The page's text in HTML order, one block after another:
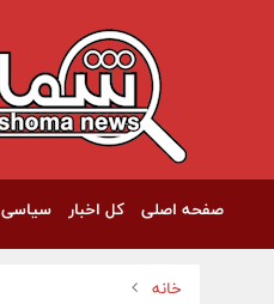
صفحه اصلی کل اخبار سیاسی
خانه